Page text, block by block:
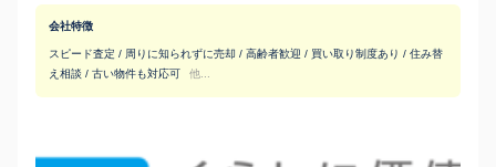
会社特徴
スピード査定 / 周りに知られずに売却 / 高齢者歓迎 / 買い取り制度あり / 住み替
え相談 / 古い物件も対応可
他...